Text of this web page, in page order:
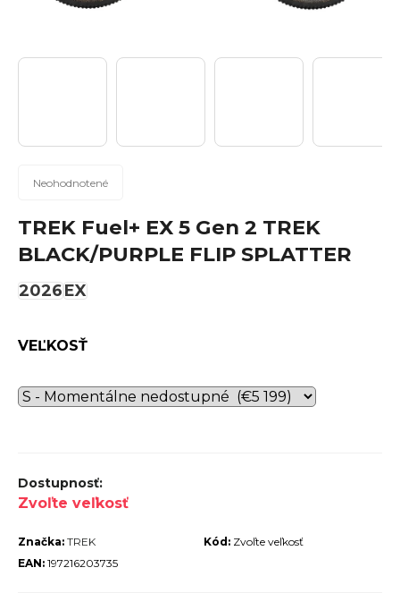
Priemerné
produktu
je
0,0
z
5
Neohodnotené
TREK Fuel+ EX 5 Gen 2 TREK
BLACK/PURPLE FLIP SPLATTER
2026EX
VEĽKOSŤ
Zvoľte veľkosť
Kód: Zvoľte veľkosť
Značka: TREK
EAN: 197216203735
?
Hľadať
d
o
a
e